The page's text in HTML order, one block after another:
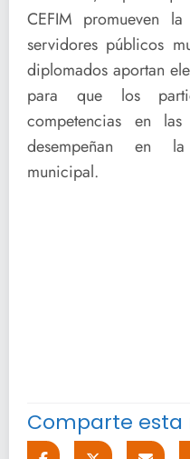
CEFIM promueven
servidores públicos
diplomados aportan
para que los
competencias en
desempeñan en
municipal.
Comparte esta